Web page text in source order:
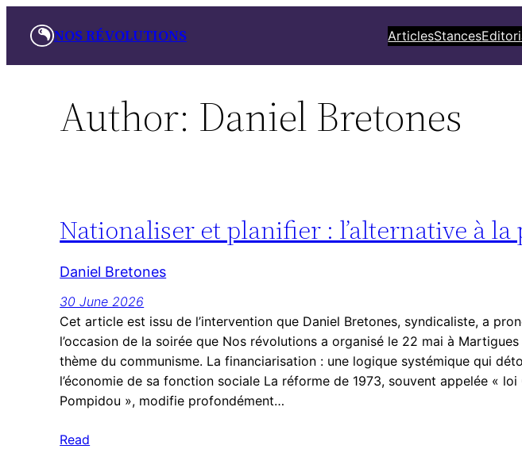
NOS RÉVOLUTIONS ArticlesStances
Author: Daniel Bretones
Nationaliser et planifier : l’alternative à
Daniel Bretones
30 June 2026
Cet article est issu de l’intervention que Daniel Bretones, syndicaliste, a
l’occasion de la soirée que Nos révolutions a organisé le 22 mai à
thème du communisme. La financiarisation : une logique systémique qui
l’économie de sa fonction sociale La réforme de 1973, souvent appelée «
Pompidou », modifie profondément…
Read